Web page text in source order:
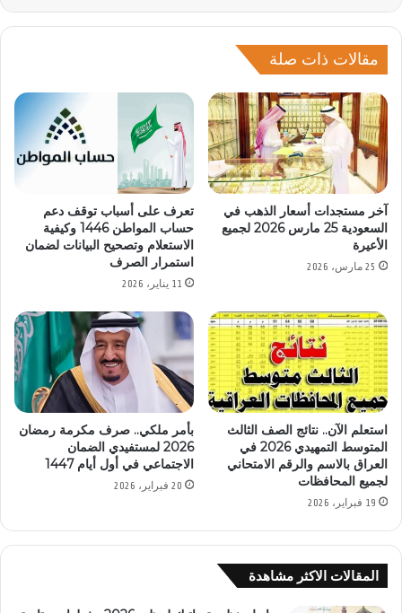
مقالات ذات صلة
آخر مستجدات أسعار الذهب في
السعودية 25 مارس 2026 لجميع
الأعيرة
25 مارس، 2026
تعرف على أسباب توقف دعم
حساب المواطن 1446 وكيفية
الاستعلام وتصحيح البيانات لضمان
استمرار الصرف
11 يناير، 2026
استعلم الآن.. نتائج الصف الثالث
المتوسط التمهيدي 2026 في
العراق بالاسم والرقم الامتحاني
لجميع المحافظات
19 فبراير، 2026
بأمر ملكي.. صرف مكرمة رمضان
2026 لمستفيدي الضمان
الاجتماعي في أول أيام 1447
20 فبراير، 2026
المقالات الاكثر مشاهدة